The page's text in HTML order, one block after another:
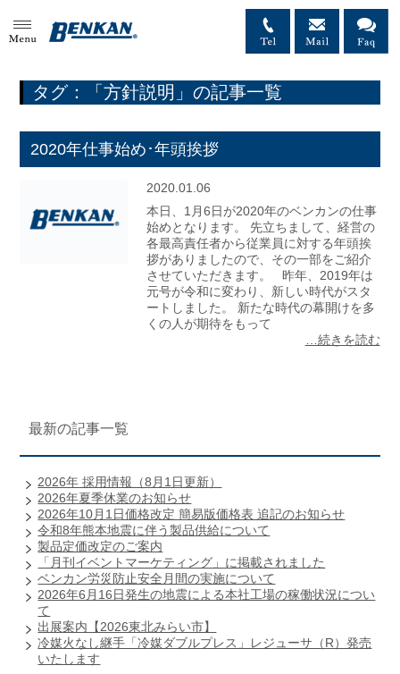
タグ：「方針説明」の記事一覧
2020年仕事始め･年頭挨拶
2020.01.06
本日、1月6日が2020年のベンカンの仕事
始めとなります。 先立ちまして、経営の
各最高責任者から従業員に対する年頭挨
拶がありましたので、その一部をご紹介
させていただきます。 昨年、2019年は
元号が令和に変わり、新しい時代がスタ
ートしました。 新たな時代の幕開けを多
くの人が期待をもって
…続きを読む
最新の記事一覧
2026年 採用情報（8月1日更新）
2026年夏季休業のお知らせ
2026年10月1日価格改定 簡易版価格表 追記のお知らせ
令和8年熊本地震に伴う製品供給について
製品定価改定のご案内
「月刊イベントマーケティング」に掲載されました
ベンカン労災防止安全月間の実施について
2026年6月16日発生の地震による本社工場の稼働状況につい
て
出展案内【2026東北みらい市】
冷媒火なし継手「冷媒ダブルプレス」レジューサ（R）発売
いたします